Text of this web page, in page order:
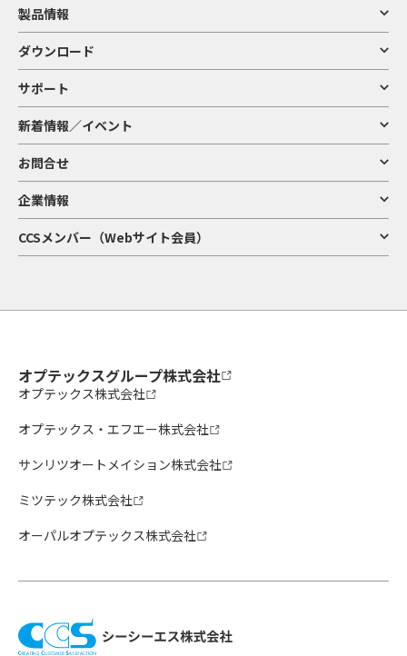
製品情報
ダウンロード
サポート
新着情報／イベント
お問合せ
企業情報
CCSメンバー（Webサイト会員）
オプテックスグループ株式会社
オプテックス株式会社
オプテックス・エフエー株式会社
サンリツオートメイション株式会社
ミツテック株式会社
オーパルオプテックス株式会社